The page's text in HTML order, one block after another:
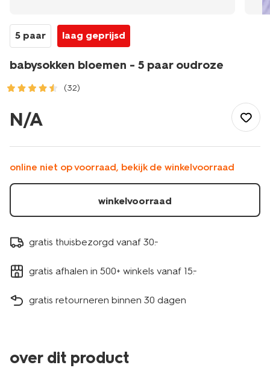
5 paar laag geprijsd
babysokken bloemen - 5 paar oudroze
(32)
bloemen-
-
paar-
oudroze-
4731020OLDPINK.html
N/A
online niet op voorraad, bekijk de winkelvoorraad
winkelvoorraad
gratis thuisbezorgd vanaf 30.-
gratis afhalen in 500+ winkels vanaf 15.-
gratis retourneren binnen 30 dagen
over dit product